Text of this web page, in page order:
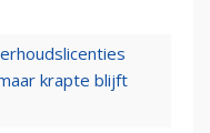
krapte blijft